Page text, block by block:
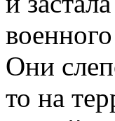
Они
то на